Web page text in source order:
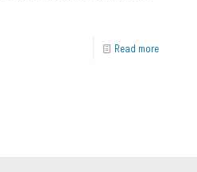
Read more